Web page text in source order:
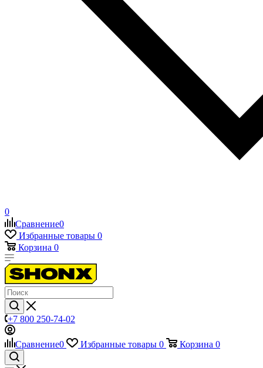
0
Сравнение0
Избранные товары 0
Корзина 0
+7 800 250-74-02
Сравнение0 Избранные товары 0 Корзина 0